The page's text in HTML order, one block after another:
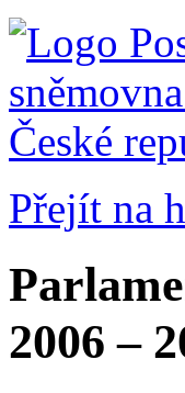
Přejít na
2006 –